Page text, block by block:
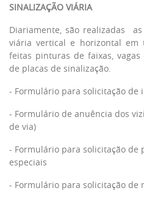
SINALIZAÇÃO VIÁRIA
Diariamente, são realizadas
viária vertical e horizontal em
feitas pinturas de faixas, vagas
de placas de sinalização.
- Formulário para solicitação de
- Formulário de anuência dos
de via)
- Formulário para solicitação de
especiais
- Formulário para solicitação de